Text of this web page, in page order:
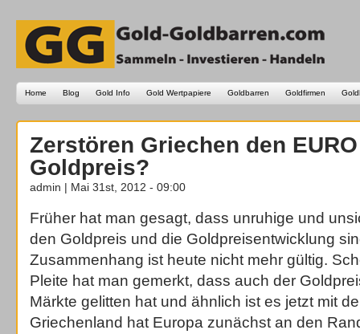
Home Blog Gold Info Gold Wertpapiere Goldbarren Goldfirmen
Zerstören Griechen den
Goldpreis?
admin | Mai 31st, 2012 - 09:00
Früher hat man gesagt, dass unruhige und
den Goldpreis und die Goldpreisentwicklung
Zusammenhang ist heute nicht mehr gültig.
Pleite hat man gemerkt, dass auch der
Märkte gelitten hat und ähnlich ist es jetzt mit
Griechenland hat Europa zunächst an den